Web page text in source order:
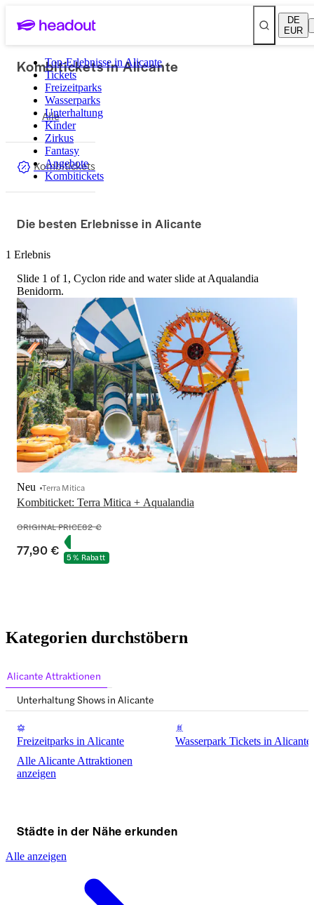
DE
EUR
Top-Erlebnisse in Alicante
Tickets
Freizeitparks
Wasserparks
Unterhaltung
Kinder
Zirkus
Fantasy
Angebote
Kombitickets
Kombitickets in Alicante
Alle
Kombitickets
Die besten Erlebnisse in Alicante
1 Erlebnis
Slide 1 of 1, Cyclon ride and water slide at Aqualandia
Benidorm.
Kombiticket: Terra Mitica + Aqualandia
Neu Terra Mitica
ORIGINAL PRICE82 €
77,90 € 5 % Rabatt
Kategorien durchstöbern
Alicante Attraktionen
Unterhaltung Shows in Alicante
Freizeitparks in Alicante
Wasserpark Tickets in Alicante
Alle Alicante Attraktionen
anzeigen
Städte in der Nähe erkunden
Alle anzeigen